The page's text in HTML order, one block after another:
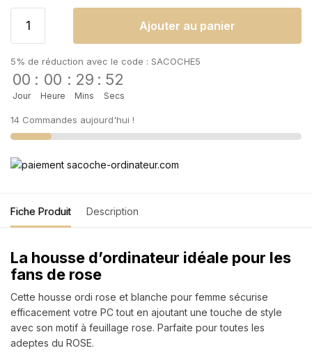
Ajouter au panier
5% de réduction avec le code : SACOCHE5
00
Jour
: 00
Heure
: 29
Mins
: 52
Secs
14 Commandes aujourd'hui !
Fiche Produit Description
La housse d’ordinateur idéale pour les
fans de rose
Cette housse ordi rose et blanche pour femme sécurise
efficacement votre PC tout en ajoutant une touche de style
avec son motif à feuillage rose. Parfaite pour toutes les
adeptes du ROSE.